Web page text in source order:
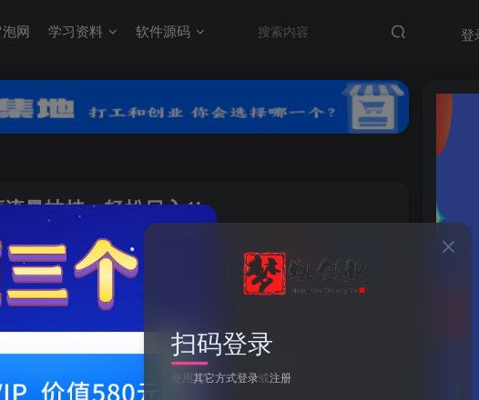
泡网 学习资料 软件源码 登
量扶持，轻松日入1k
关注
0 4500 1121
法，新平台无脑搬运，官方大额流量扶持，轻松日入1k
付费后查看
扫码登录
使用其它方式登录或注册